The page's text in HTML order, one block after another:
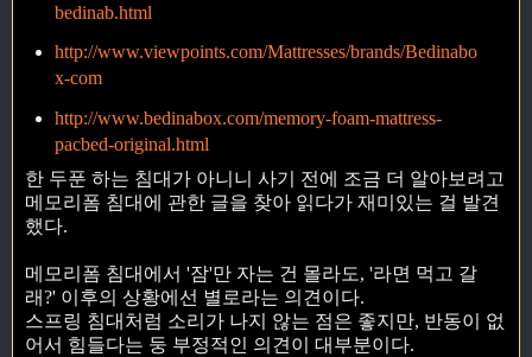
bedinab.html
http://www.viewpoints.com/Mattresses/brands/Bedinabo
x-com
http://www.bedinabox.com/memory-foam-mattress-
pacbed-original.html
한 두푼 하는 침대가 아니니 사기 전에 조금 더 알아보려고
메모리폼 침대에 관한 글을 찾아 읽다가 재미있는 걸 발견
했다.
메모리폼 침대에서 '잠'만 자는 건 몰라도, '라면 먹고 갈
래?' 이후의 상황에선 별로라는 의견이다.
스프링 침대처럼 소리가 나지 않는 점은 좋지만, 반동이 없
어서 힘들다는 둥 부정적인 의견이 대부분이다.